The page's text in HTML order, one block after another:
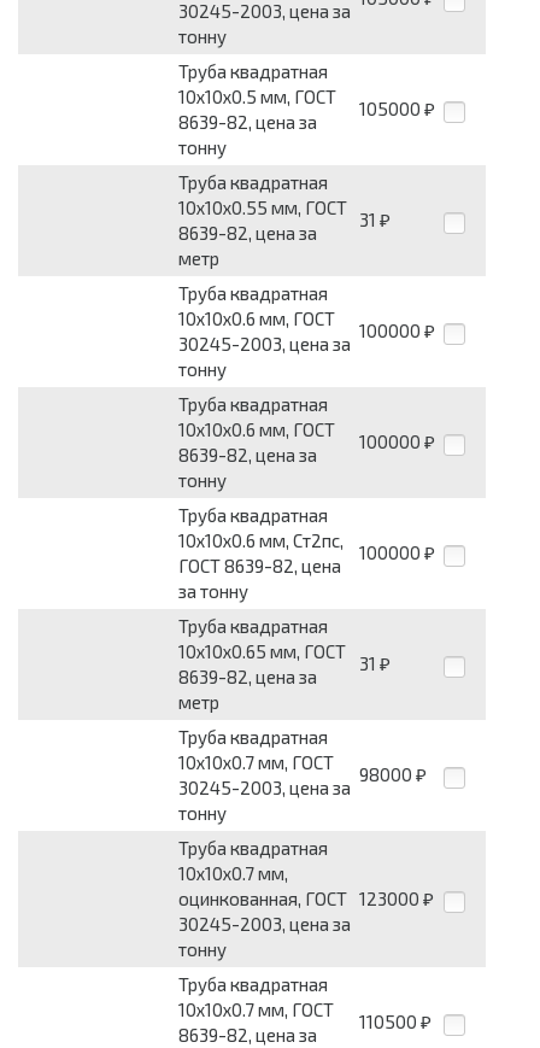
30245-2003, цена за
тонну
Труба квадратная
10х10х0.5 мм, ГОСТ
8639-82, цена за
тонну
105000 ₽
Труба квадратная
10х10х0.55 мм, ГОСТ
8639-82, цена за
метр
31 ₽
Труба квадратная
10х10х0.6 мм, ГОСТ
30245-2003, цена за
тонну
100000 ₽
Труба квадратная
10х10х0.6 мм, ГОСТ
8639-82, цена за
тонну
100000 ₽
Труба квадратная
10х10х0.6 мм, Ст2пс,
ГОСТ 8639-82, цена
за тонну
100000 ₽
Труба квадратная
10х10х0.65 мм, ГОСТ
8639-82, цена за
метр
31 ₽
Труба квадратная
10х10х0.7 мм, ГОСТ
30245-2003, цена за
тонну
98000 ₽
Труба квадратная
10х10х0.7 мм,
оцинкованная, ГОСТ
30245-2003, цена за
тонну
123000 ₽
Труба квадратная
10х10х0.7 мм, ГОСТ
8639-82, цена за
110500 ₽